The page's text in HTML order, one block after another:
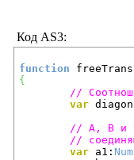
Код AS3:
function
{
//
var
// A, B и C
//
var a1: